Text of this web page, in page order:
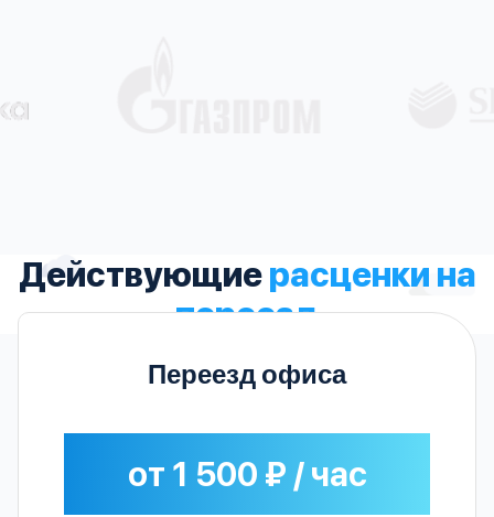
Действующиерасценки на
переезд
Переезд офиса
от 1 500 ₽ / час